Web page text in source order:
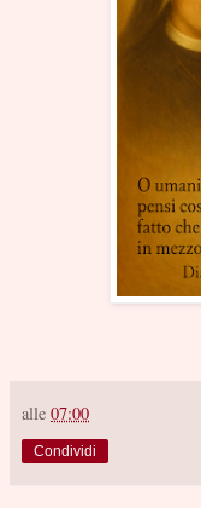
alle 07:00
Condividi